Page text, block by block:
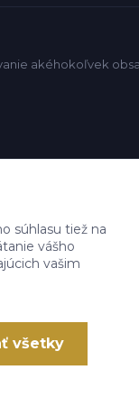
akéhokoľvek
súhlasu tiež na
vášho
vašim
všetky